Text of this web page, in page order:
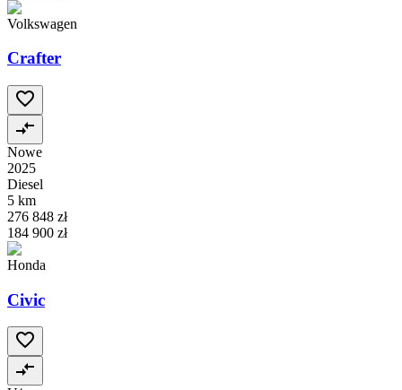
Volkswagen
Crafter
Nowe
2025
Diesel
5 km
276 848 zł
184 900 zł
Honda
Civic